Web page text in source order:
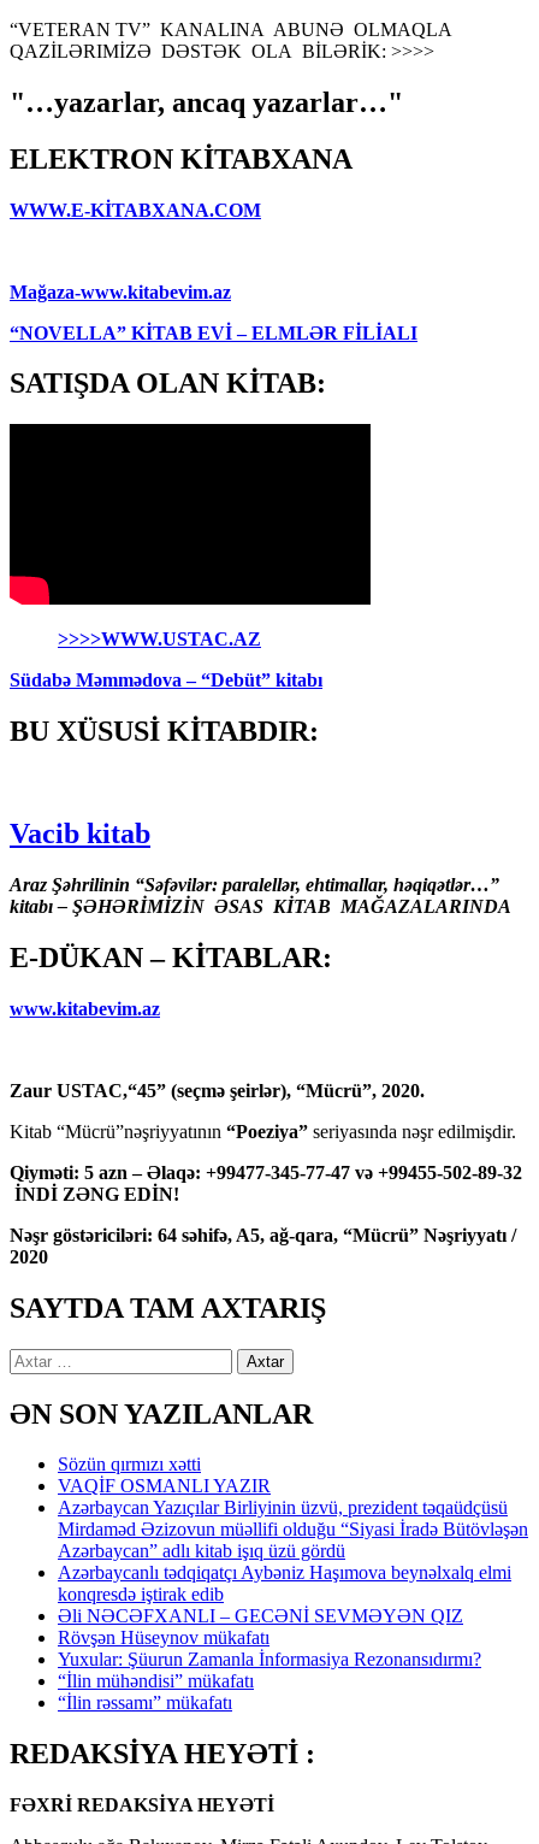
“VETERAN TV” KANALINA ABUNƏ OLMAQLA
QAZİLƏRIMİZƏ DƏSTƏK OLA BİLƏRİK: >>>>
"…yazarlar, ancaq yazarlar…"
ELEKTRON KİTABXANA
WWW.E-KİTABXANA.COM
Mağaza-www.kitabevim.az
“NOVELLA” KİTAB EVİ – ELMLƏR FİLİALI
SATIŞDA OLAN KİTAB:
>>>>WWW.USTAC.AZ
Südabə Məmmədova – “Debüt” kitabı
BU XÜSUSİ KİTABDIR:
Vacib kitab
Araz Şəhrilinin “Səfəvilər: paralellər, ehtimallar, həqiqətlər…”
kitabı – ŞƏHƏRİMİZİN ƏSAS KİTAB MAĞAZALARINDA
E-DÜKAN – KİTABLAR:
www.kitabevim.az
Zaur USTAC,“45” (seçmə şeirlər), “Mücrü”, 2020.
Kitab “Mücrü”nəşriyyatının “Poeziya” seriyasında nəşr edilmişdir.
Qiyməti: 5 azn – Əlaqə: +99477-345-77-47 və +99455-502-89-32
İNDİ ZƏNG EDİN!
Nəşr göstəriciləri: 64 səhifə, A5, ağ-qara, “Mücrü” Nəşriyyatı /
2020
SAYTDA TAM AXTARIŞ
Axtarış:
ƏN SON YAZILANLAR
Sözün qırmızı xətti
VAQİF OSMANLI YAZIR
Azərbaycan Yazıçılar Birliyinin üzvü, prezident təqaüdçüsü
Mirdaməd Əzizovun müəllifi olduğu “Siyasi İradə Bütövləşən
Azərbaycan” adlı kitab işıq üzü gördü
Azərbaycanlı tədqiqatçı Aybəniz Haşımova beynəlxalq elmi
konqresdə iştirak edib
Əli NƏCƏFXANLI – GECƏNİ SEVMƏYƏN QIZ
Rövşən Hüseynov mükafatı
Yuxular: Şüurun Zamanla İnformasiya Rezonansıdırmı?
“İlin mühəndisi” mükafatı
“İlin rəssamı” mükafatı
REDAKSİYA HEYƏTİ :
FƏXRİ REDAKSİYA HEYƏTİ